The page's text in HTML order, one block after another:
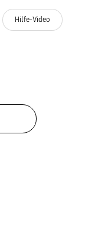
Hilfe-Video